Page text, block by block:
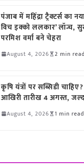
पंजाब में महिंद्रा ट्रैक्टर्स का
विच इक्को ललकार’ लॉन्च,
परमिश वर्मा बने चेहरा
August 4, 2026 2 min read
कृषि यंत्रों पर सब्सिडी
आखिरी तारीख 4 अगस्त,
August 4, 2026 1 min read